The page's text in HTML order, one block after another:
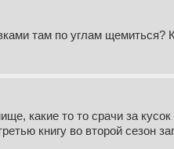
там по углам
какие то то срачи за
книгу во второй сезон